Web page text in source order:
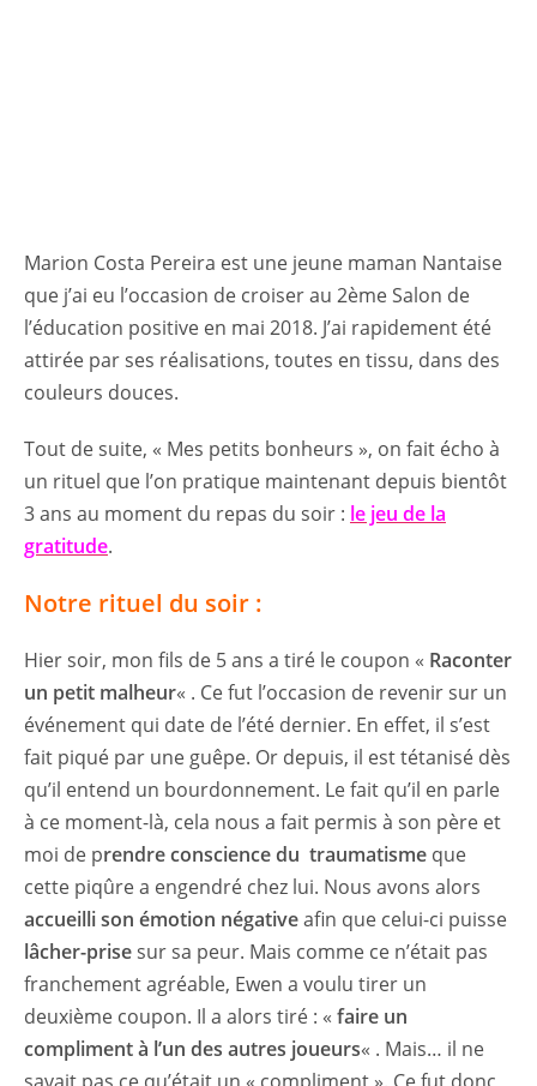
Marion Costa Pereira est une jeune maman Nantaise
que j’ai eu l’occasion de croiser au 2ème Salon de
l’éducation positive en mai 2018. J’ai rapidement été
attirée par ses réalisations, toutes en tissu, dans des
couleurs douces.
Tout de suite, « Mes petits bonheurs », on fait écho à
un rituel que l’on pratique maintenant depuis bientôt
3 ans au moment du repas du soir : le jeu de la
gratitude.
Notre rituel du soir :
Hier soir, mon fils de 5 ans a tiré le coupon « Raconter
un petit malheur« . Ce fut l’occasion de revenir sur un
événement qui date de l’été dernier. En effet, il s’est
fait piqué par une guêpe. Or depuis, il est tétanisé dès
qu’il entend un bourdonnement. Le fait qu’il en parle
à ce moment-là, cela nous a fait permis à son père et
moi de prendre conscience du traumatisme que
cette piqûre a engendré chez lui. Nous avons alors
accueilli son émotion négativeafin que celui-ci puisse
lâcher-prisesur sa peur. Mais comme ce n’était pas
franchement agréable, Ewen a voulu tirer un
deuxième coupon. Il a alors tiré : « faire un
compliment à l’un des autres joueurs« . Mais… il ne